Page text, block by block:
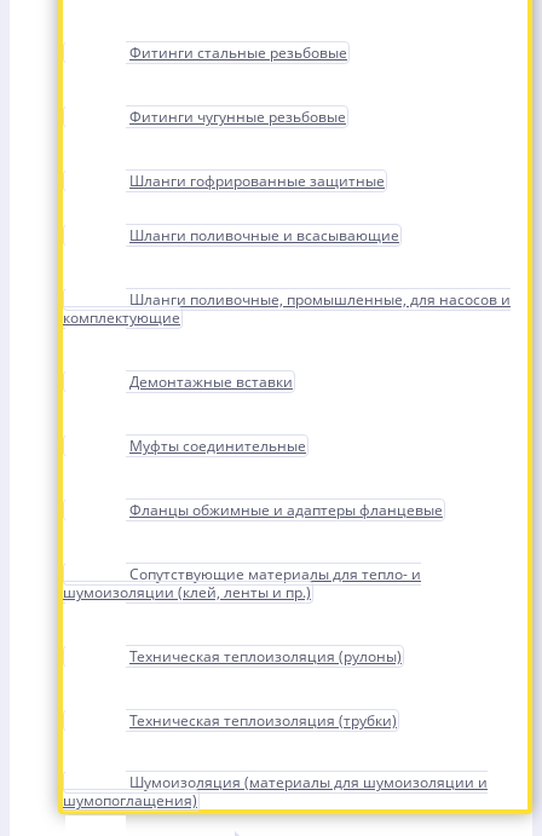
Фитинги стальные резьбовые
Фитинги чугунные резьбовые
Шланги гофрированные защитные
Шланги поливочные и всасывающие
Шланги поливочные, промышленные, для насосов и
комплектующие
Демонтажные вставки
Муфты соединительные
Фланцы обжимные и адаптеры фланцевые
Сопутствующие материалы для тепло- и
шумоизоляции (клей, ленты и пр.)
Техническая теплоизоляция (рулоны)
Техническая теплоизоляция (трубки)
Шумоизоляция (материалы для шумоизоляции и
шумопоглащения)